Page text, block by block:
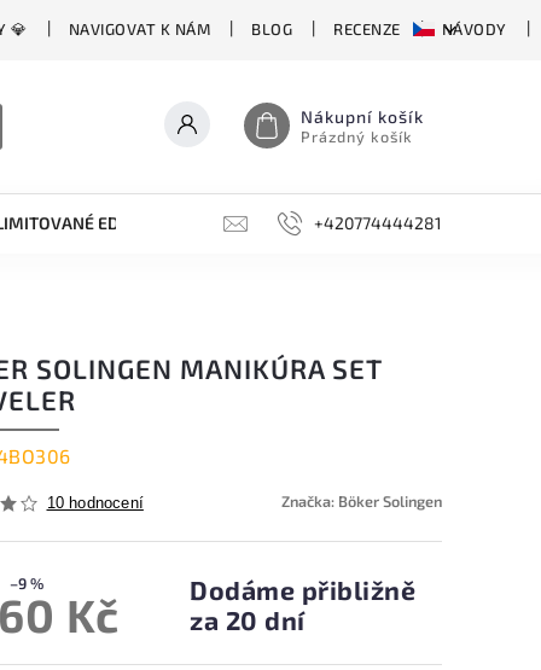
💎 NAVIGOVAT K NÁM BLOG RECENZE NÁVODY
Nákupní košík
Prázdný košík
EDICE BROUSKY, BRUSKY, OCÍLKY
+420774444281
SOLINGEN MANIKÚRA SET
10 hodnocení Značka: Böker Solingen
–9 %
Kč
Dodáme přibližně
za 20 dní